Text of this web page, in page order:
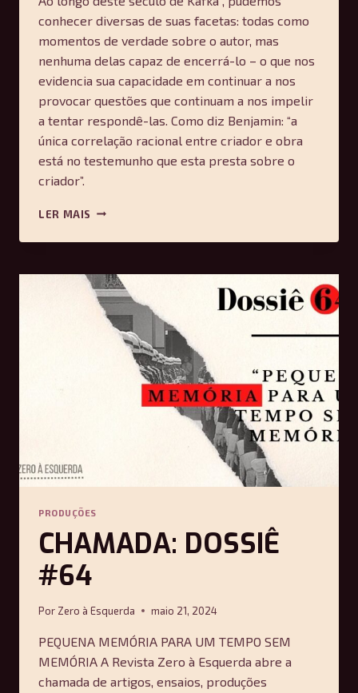
conhecer diversas de suas facetas: todas como
momentos de verdade sobre o autor, mas
nenhuma delas capaz de encerrá-lo – o que nos
evidencia sua capacidade em continuar a nos
provocar questões que continuam a nos impelir
a tentar respondê-las. Como diz Benjamin: “a
única correlação racional entre criador e obra
está no testemunho que esta presta sobre o
criador”.
LER MAIS UM
SOBRE
DO
CENTENÁRIO
DE
SUA
MORTE
LEONARDO
SILVÉRIO
PRODUÇÕES
CHAMADA: DOSSIÊ
#64
Por Zero à Esquerda maio 21, 2024
PEQUENA MEMÓRIA PARA UM TEMPO SEM
MEMÓRIA A Revista Zero à Esquerda abre a
chamada de artigos, ensaios, produções